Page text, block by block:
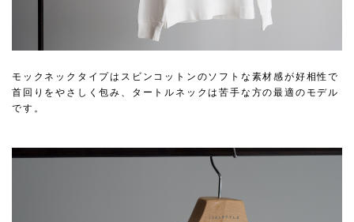
モックネックタイプはスビンコットンのソフトな素材感が好相性で
首回りをやさしく包み、タートルネックは苦手な方の最適のモデル
です。